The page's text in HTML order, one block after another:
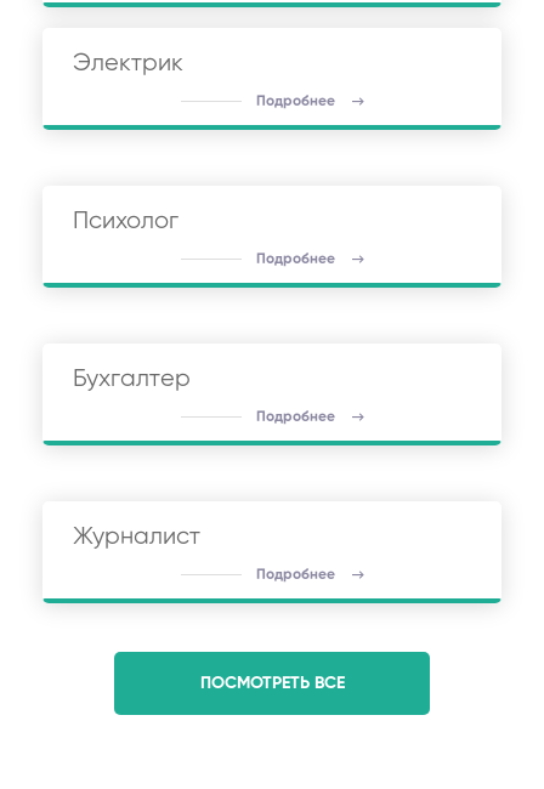
Электрик
Подробнее
Психолог
Подробнее
Бухгалтер
Подробнее
Журналист
Подробнее
ПОСМОТРЕТЬ ВСЕ